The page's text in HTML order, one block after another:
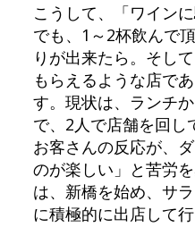
こうして、「ワイン
でも、1～2杯飲んで
りが出来たら。そし
もらえるような店で
す。現状は、ランチ
で、2人で店舗を回し
お客さんの反応が、
のが楽しい」と苦労
は、新橋を始め、サ
に積極的に出店して行